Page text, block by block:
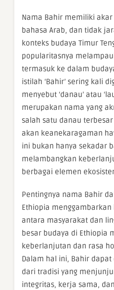
Nama Bahir memiliki
bahasa Arab, dan tidak
konteks budaya Timur
popularitasnya
termasuk ke dalam
istilah ‘Bahir’ sering kali
menyebut ‘danau’ atau
merupakan nama yang
salah satu danau
akan keanekaragaman
ini bukan hanya sekadar
melambangkan
berbagai elemen
Pentingnya nama Bahir
Ethiopia
antara masyarakat dan
besar budaya di Ethiopia
keberlanjutan dan rasa
Dalam hal ini, Bahir
dari tradisi yang
integritas, kerja sama,